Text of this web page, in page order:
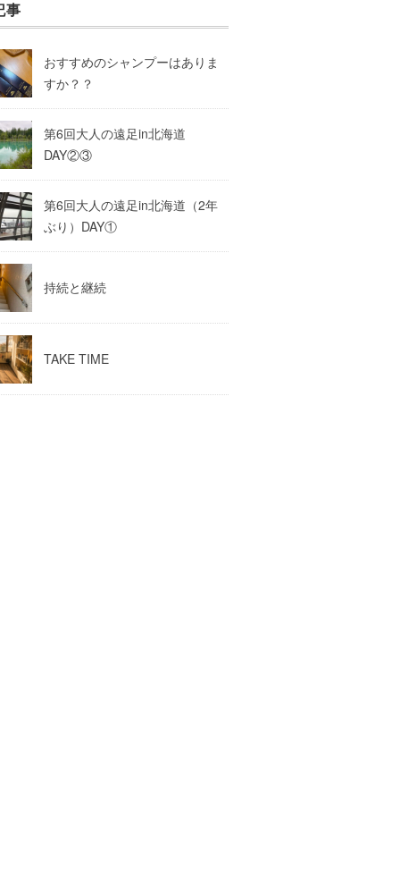
事
おすすめのシャンプーはありま
すか？？
第6回大人の遠足in北海道
DAY②③
第6回大人の遠足in北海道（2年
ぶり）DAY①
持続と継続
TAKE TIME